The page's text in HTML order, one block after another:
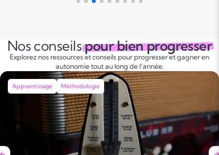
Nos conseilspour bien progresser
Explorez nos ressources et conseils pour progresser et gagner en
autonomie tout au long de l’année.
Apprentissage Méthodologie